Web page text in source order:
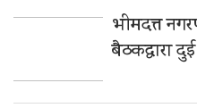
भीमदत्त
बैठकद्वारा